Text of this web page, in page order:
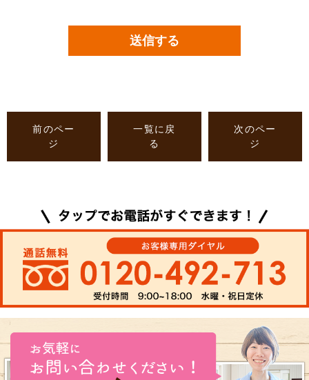
前のペー
ジ
一覧に戻
る
次のペー
ジ